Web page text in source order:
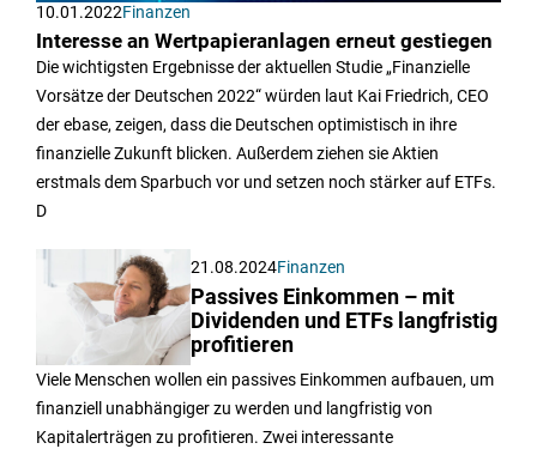
10.01.2022Finanzen
Interesse an Wertpapieranlagen erneut gestiegen
Die wichtigsten Ergebnisse der aktuellen Studie „Finanzielle
Vorsätze der Deutschen 2022“ würden laut Kai Friedrich, CEO
der ebase, zeigen, dass die Deutschen optimistisch in ihre
finanzielle Zukunft blicken. Außerdem ziehen sie Aktien
erstmals dem Sparbuch vor und setzen noch stärker auf ETFs.
D
21.08.2024Finanzen
Passives Einkommen – mit
Dividenden und ETFs langfristig
profitieren
Viele Menschen wollen ein passives Einkommen aufbauen, um
finanziell unabhängiger zu werden und langfristig von
Kapitalerträgen zu profitieren. Zwei interessante